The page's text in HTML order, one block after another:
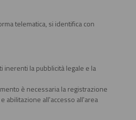
telematica, si identifica con
inerenti la pubblicità legale e la
è necessaria la registrazione
abilitazione all'accesso all'area